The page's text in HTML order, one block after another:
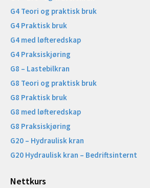
G4 Teori og praktisk bruk
G4 Praktisk bruk
G4 med løfteredskap
G4 Praksiskjøring
G8 – Lastebilkran
G8 Teori og praktisk bruk
G8 Praktisk bruk
G8 med løfteredskap
G8 Praksiskjøring
G20 – Hydraulisk kran
G20 Hydraulisk kran – Bedriftsinternt
Nettkurs